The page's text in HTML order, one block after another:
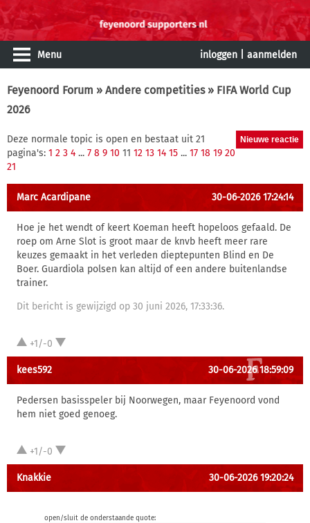
Menu inloggen aanmelden
Feyenoord Forum » Andere competities» FIFA World Cup
2026
Deze normale topic is open en bestaat uit 21
pagina's: 1 2 3 4 ... 7 8 9 10 11 12 13 14 15 ... 17 18 19 20
21
Marc Acardipane 30-06-2026 17:24:14
Hoe je het wendt of keert Koeman heeft hopeloos gefaald. De
roep om Arne Slot is groot maar de knvb heeft meer rare
keuzes gemaakt in het verleden dieptepunten Blind en De
Boer. Guardiola polsen kan altijd of een andere buitenlandse
trainer.
Dit bericht is gewijzigd op 30 juni 2026, 17:33:36.
+1/-0
kees592 30-06-2026 18:59:09
Pedersen basisspeler bij Noorwegen, maar Feyenoord vond
hem niet goed genoeg.
+1/-0
Knakkie 30-06-2026 19:20:24
open/sluit de onderstaande quote: